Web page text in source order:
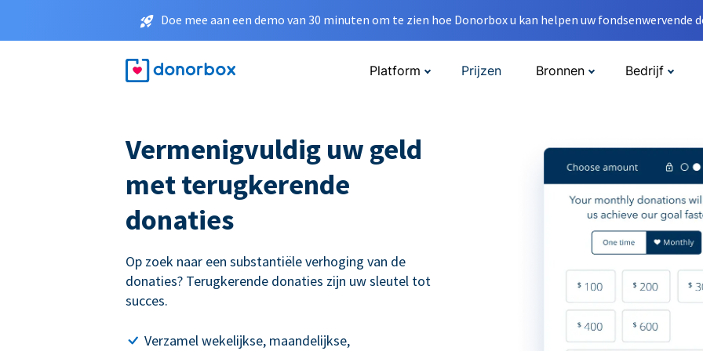
Doe mee aan een demo van 30 minuten om te zien hoe Donorbox u kan helpen uw fondsenwervende
Platform Prijzen Bronnen Bedrijf
Vermenigvuldig uw geld
met terugkerende
donaties
Op zoek naar een substantiële verhoging van de
donaties? Terugkerende donaties zijn uw sleutel tot
succes.
Verzamel wekelijkse, maandelijkse,